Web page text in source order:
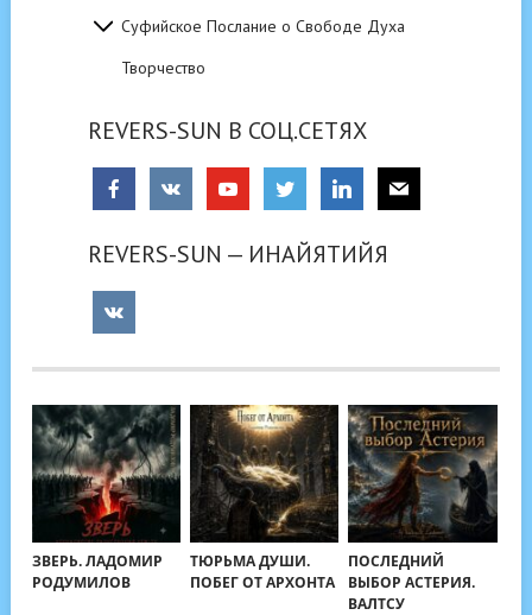
Суфийское Послание о Свободе Духа
Творчество
REVERS-SUN В СОЦ.СЕТЯХ
REVERS-SUN — ИНАЙЯТИЙЯ
ЗВЕРЬ. ЛАДОМИР
РОДУМИЛОВ
ТЮРЬМА ДУШИ.
ПОБЕГ ОТ АРХОНТА
ПОСЛЕДНИЙ
ВЫБОР АСТЕРИЯ.
ВАЛТСУ